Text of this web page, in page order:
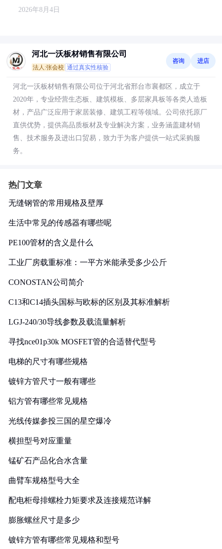
2026年8月4日
河北一沃板材销售有限公司
法人:张会校 通过真实性核验
咨询 进店
河北一沃板材销售有限公司位于河北省邢台市襄都区，成立于
2020年，专业经营生态板、建筑模板、多层家具板等各类人造板
材，产品广泛应用于家居装修、建筑工程等领域。公司依托原厂
直供优势，提供高品质板材及专业解决方案，业务涵盖建材销
售、技术服务及进出口贸易，致力于为客户提供一站式采购服
务。
热门文章
无缝钢管的常用规格及壁厚
生活中常见的传感器有哪些呢
PE100管材的含义是什么
工业厂房载重标准：一平方米能承受多少公斤
CONOSTAN公司简介
C13和C14插头国标与欧标的区别及其标准解析
LGJ-240/30导线参数及载流量解析
寻找nce01p30k MOSFET管的合适替代型号
电梯的尺寸有哪些规格
镀锌方管尺寸一般有哪些
铝方管有哪些常见规格
光线传媒参投三国的星空爆冷
横担型号对应重量
锰矿石产品化合水含量
曲臂车规格型号大全
配电柜母排螺栓力矩要求及连接规范详解
膨胀螺丝尺寸是多少
镀锌方管有哪些常见规格和型号